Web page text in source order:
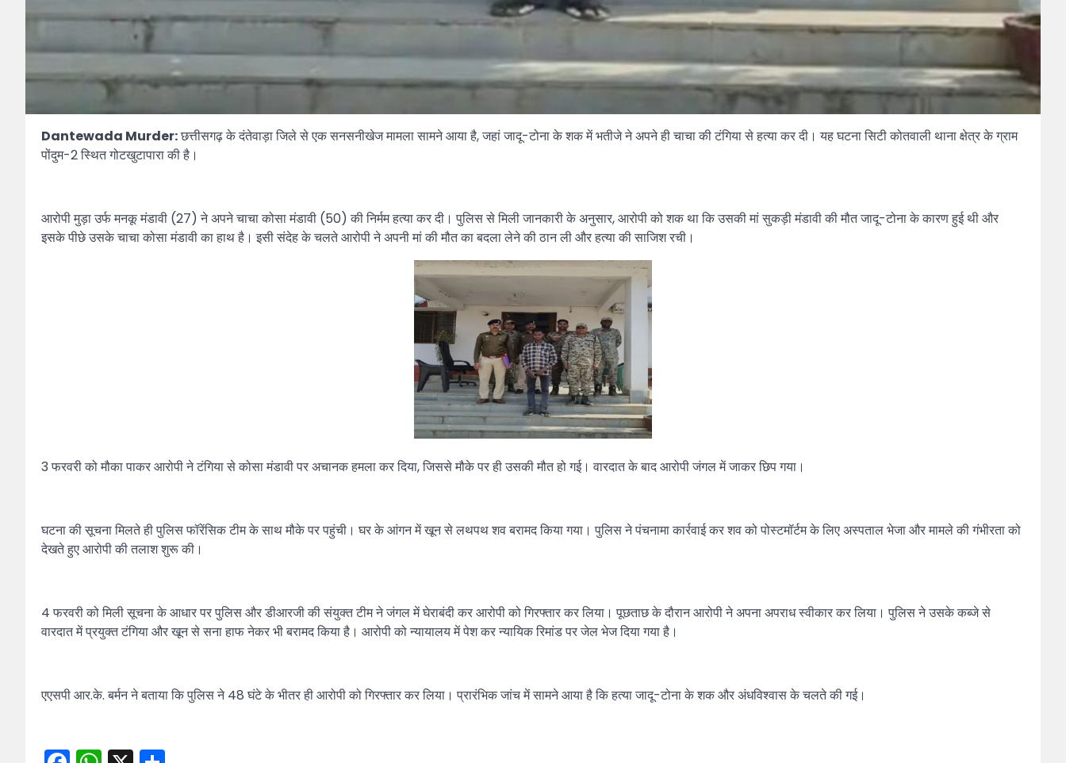
Dantewada Murder:छत्तीसगढ़ के दंतेवाड़ा जिले से एक सनसनीखेज मामला सामने आया है, जहां जादू-टोना के शक में भतीजे ने अपने ही चाचा की टंगिया से हत्या कर दी। यह घटना सिटी कोतवाली थाना क्षेत्र के ग्राम
पोंदुम-2 स्थित गोटखुटापारा की है।
आरोपी मुड़ा उर्फ मनकू मंडावी (27) ने अपने चाचा कोसा मंडावी (50) की निर्मम हत्या कर दी। पुलिस से मिली जानकारी के अनुसार, आरोपी को शक था कि उसकी मां सुकड़ी मंडावी की मौत जादू-टोना के कारण हुई थी और
इसके पीछे उसके चाचा कोसा मंडावी का हाथ है। इसी संदेह के चलते आरोपी ने अपनी मां की मौत का बदला लेने की ठान ली और हत्या की साजिश रची।
3 फरवरी को मौका पाकर आरोपी ने टंगिया से कोसा मंडावी पर अचानक हमला कर दिया, जिससे मौके पर ही उसकी मौत हो गई। वारदात के बाद आरोपी जंगल में जाकर छिप गया।
घटना की सूचना मिलते ही पुलिस फॉरेंसिक टीम के साथ मौके पर पहुंची। घर के आंगन में खून से लथपथ शव बरामद किया गया। पुलिस ने पंचनामा कार्रवाई कर शव को पोस्टमॉर्टम के लिए अस्पताल भेजा और मामले की गंभीरता को
देखते हुए आरोपी की तलाश शुरू की।
4 फरवरी को मिली सूचना के आधार पर पुलिस और डीआरजी की संयुक्त टीम ने जंगल में घेराबंदी कर आरोपी को गिरफ्तार कर लिया। पूछताछ के दौरान आरोपी ने अपना अपराध स्वीकार कर लिया। पुलिस ने उसके कब्जे से
वारदात में प्रयुक्त टंगिया और खून से सना हाफ नेकर भी बरामद किया है। आरोपी को न्यायालय में पेश कर न्यायिक रिमांड पर जेल भेज दिया गया है।
एएसपी आर.के. बर्मन ने बताया कि पुलिस ने 48 घंटे के भीतर ही आरोपी को गिरफ्तार कर लिया। प्रारंभिक जांच में सामने आया है कि हत्या जादू-टोना के शक और अंधविश्वास के चलते की गई।